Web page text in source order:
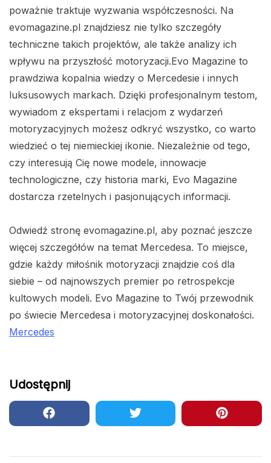
poważnie traktuje wyzwania współczesności. Na
evomagazine.pl znajdziesz nie tylko szczegóły
techniczne takich projektów, ale także analizy ich
wpływu na przyszłość motoryzacji.Evo Magazine to
prawdziwa kopalnia wiedzy o Mercedesie i innych
luksusowych markach. Dzięki profesjonalnym testom,
wywiadom z ekspertami i relacjom z wydarzeń
motoryzacyjnych możesz odkryć wszystko, co warto
wiedzieć o tej niemieckiej ikonie. Niezależnie od tego,
czy interesują Cię nowe modele, innowacje
technologiczne, czy historia marki, Evo Magazine
dostarcza rzetelnych i pasjonujących informacji.
Odwiedź stronę evomagazine.pl, aby poznać jeszcze
więcej szczegółów na temat Mercedesa. To miejsce,
gdzie każdy miłośnik motoryzacji znajdzie coś dla
siebie – od najnowszych premier po retrospekcje
kultowych modeli. Evo Magazine to Twój przewodnik
po świecie Mercedesa i motoryzacyjnej doskonałości.
Mercedes
Udostępnij